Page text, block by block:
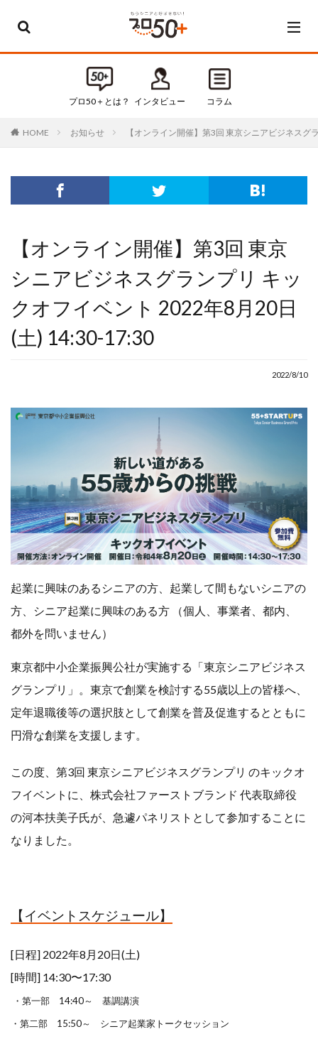
プロ50＋とは？ インタビュー コラム
HOME お知らせ 【オンライン開催】第3回 東京シニアビジネス
【オンライン開催】第3回 東京
シニアビジネスグランプリ キッ
クオフイベント 2022年8月20日
(土) 14:30-17:30
2022/8/10
起業に興味のあるシニアの方、起業して間もないシニアの
方、シニア起業に興味のある方 （個人、事業者、都内、
都外を問いません）
東京都中小企業振興公社が実施する「東京シニアビジネス
グランプリ」。東京で創業を検討する55歳以上の皆様へ、
定年退職後等の選択肢として創業を普及促進するとともに
円滑な創業を支援します。
この度、 第3回 東京シニアビジネスグランプリ のキックオ
フイベントに、株式会社ファーストブランド 代表取締役
の河本扶美子氏が、急遽パネリストとして参加することに
なりました。
【イベントスケジュール】
[日程] 2022年8月20日(土)
[時間] 14:30〜17:30
・第一部 14:40～ 基調講演
・第二部 15:50～ シニア起業家トークセッション
すべてのカテゴリ
お知らせ
コラム
セミナー・イベント
タグ
50代 50代起業
60代 60代起業
AI アルバイト
スマホ セカンドキャリア
人生の棚卸し
人生１００年 個人事業主
健康 地域密着
学び 学習
定年後 成功事例
起業
起業相談 ５０代
６０代
検索